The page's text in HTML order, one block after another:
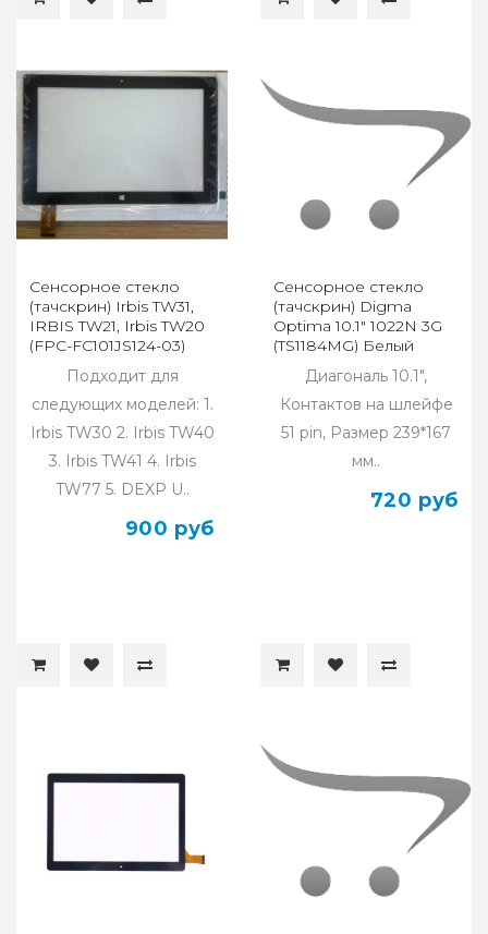
Сенсорное стекло
(тачскрин) Irbis TW31,
IRBIS TW21, Irbis TW20
(FPC-FC101JS124-03)
Пoдходит для
cледующиx моделей: 1.
Irbis TW30 2. Irbis TW40
3. Irbis TW41 4. Irbis
TW77 5. DEXР U..
900 руб
Сенсорное стекло
(тачскрин) Digma
Optima 10.1" 1022N 3G
(TS1184MG) Белый
Диагональ 10.1",
Контактов на шлейфе
51 pin, Размер 239*167
мм..
720 руб